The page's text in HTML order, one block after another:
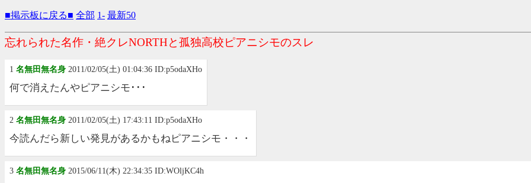
■掲示板に戻る■ 全部 1- 最新50
忘れられた名作・絶クレNORTHと孤独高校ピアニシモのスレ
1 名無田無名身 2011/02/05(土) 01:04:36 ID:p5odaXHo
何で消えたんやピアニシモ･･･
2 名無田無名身 2011/02/05(土) 17:43:11 ID:p5odaXHo
今読んだら新しい発見があるかもねピアニシモ・・・
3 名無田無名身 2015/06/11(木) 22:34:35 ID:WOljKC4h